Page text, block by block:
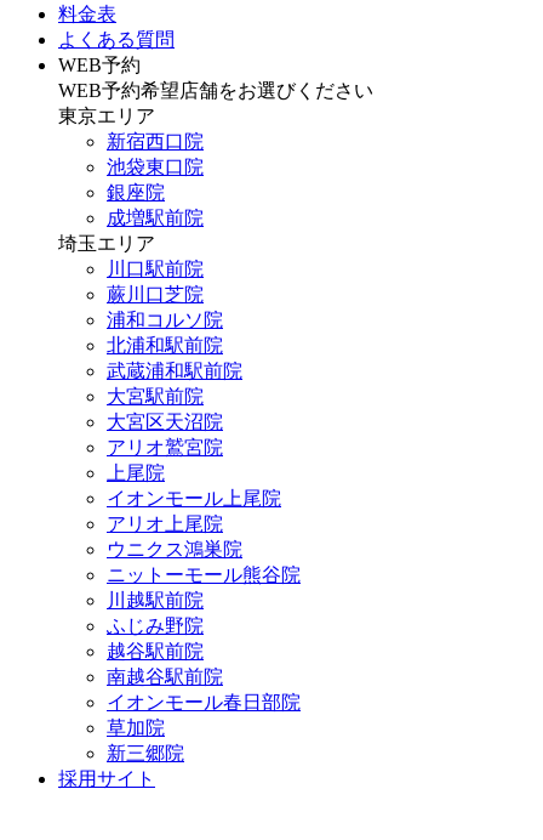
料金表
よくある質問
WEB予約
WEB予約希望店舗をお選びください
東京エリア
新宿西口院
池袋東口院
銀座院
成増駅前院
埼玉エリア
川口駅前院
蕨川口芝院
浦和コルソ院
北浦和駅前院
武蔵浦和駅前院
大宮駅前院
大宮区天沼院
アリオ鷲宮院
上尾院
イオンモール上尾院
アリオ上尾院
ウニクス鴻巣院
ニットーモール熊谷院
川越駅前院
ふじみ野院
越谷駅前院
南越谷駅前院
イオンモール春日部院
草加院
新三郷院
採用サイト